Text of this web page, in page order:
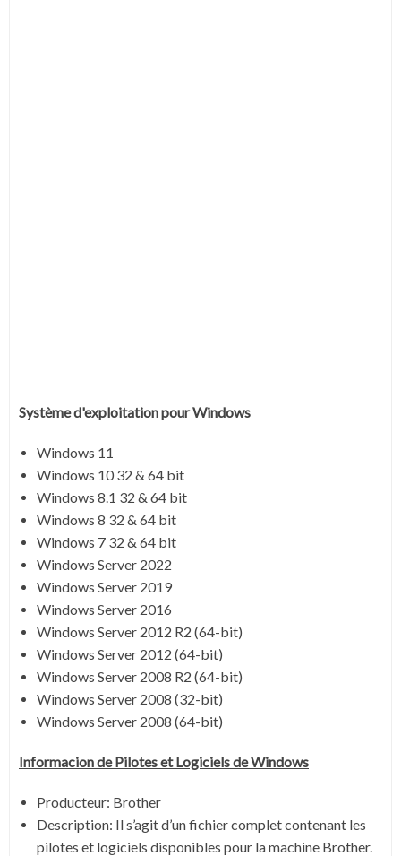
Systèmed'exploitation pour Windows
Windows 11
Windows 10 32 & 64 bit
Windows 8.1 32 & 64 bit
Windows 8 32 & 64 bit
Windows 7 32 & 64 bit
Windows Server 2022
Windows Server 2019
Windows Server 2016
Windows Server 2012 R2 (64-bit)
Windows Server 2012 (64-bit)
Windows Server 2008 R2 (64-bit)
Windows Server 2008 (32-bit)
Windows Server 2008 (64-bit)
Informacion de Pilotes et Logiciels de Windows
Producteur: Brother
Description: Il s’agit d’un fichier complet contenant les
pilotes et logiciels disponibles pour la machine Brother.